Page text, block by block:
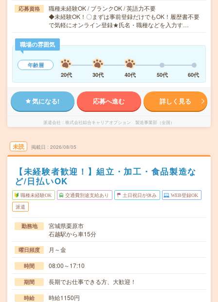
応募資格
職種未経験OK / ブランクOK / 英語力不要
◆未経験OK！〇まずは事前登録だけでもOK！履歴書不要
で気軽にオンライン登録★氏名・職種などを入力す…
職場の雰囲気
年齢層
20代
30代 40代 50代 60代
気になる! 応募へ進む 詳しく見る
派遣会社 株式会社綜合キャリアオプション 製造事業部（全国）
未読 掲載日 2026/08/05
【未経験者歓迎！】組立・加工・食品製造な
ど/日払いOK
職種未経験OK 交通費別途支給あり 土日祝日が休み WEB登録OK
派遣
勤務地
宮城県栗原市
石越駅から車15分
曜日頻度 月～金
時間 08:00～17:10
期間 長期でお仕事できる方、大歓迎！
時給 時給1150円